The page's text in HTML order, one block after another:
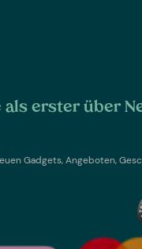
als erster über
Gadgets, Angeboten,